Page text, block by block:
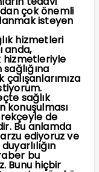
çok önemli
isteyen
hizmetleri
anda,
hizmetleriyle
çalışanlarımıza
sağlık
konuşulması
de
Bu anlamda
ediyoruz ve
bu
Bunu hiçbir